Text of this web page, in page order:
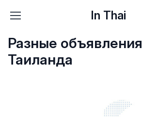
In Thai
Разные объявления
Таиланда